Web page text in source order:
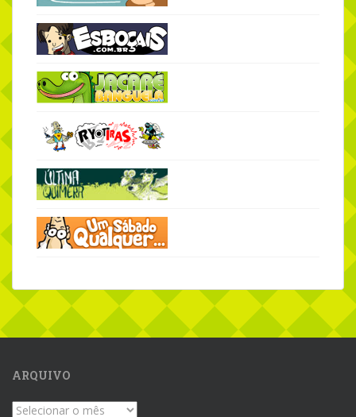
ARQUIVO
Arquivo